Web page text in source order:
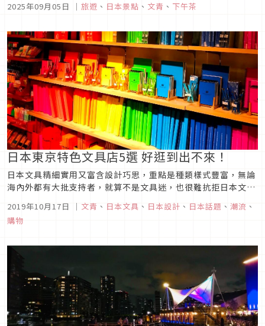
2025年09月05日 ｜ 旅遊 、 日本景點 、 文青 、 下午茶
日本東京特色文具店5選 好逛到出不來！
日本文具精細實用又富含設計巧思，重點是種類樣式豐富，無論
海內外都有大批支持者，就算不是文具迷，也很難抗拒日本文具
的強大魅力。但你知道，除了一般大型文具店之外，日本還有許
多風格獨具，甚至販售自製文具的個性小店嗎？大型文具店品項
齊全，小型文具店特色鮮明，滿足各種類型的文具迷！這裡為大
2019年10月17日 ｜ 文青 、 日本文具 、 日本設計 、 日本話題 、 潮流 、
購物